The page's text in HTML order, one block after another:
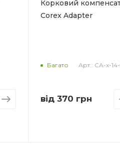
Корковий
Corex Adapter
Багато Арт.: CA-x-
від 370 грн